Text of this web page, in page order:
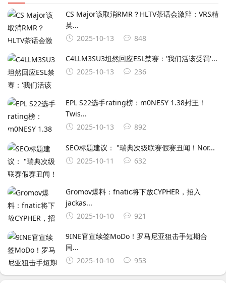
CS Major该取消RMR？HLTV茶话会激辩：VRS精
英...
2025-10-13
848
C4LLM3SU3坦然回应ESL禁赛：'我们活该受罚'...
2025-10-13
236
EPL S22选手rating榜：m0NESY 1.38封王！
Twis...
2025-10-13
892
SEO标题建议： ‌"瑞典次级联赛假赛丑闻！Nor...
2025-10-11
632
Gromov爆料：fnatic将下放CYPHER，招入
jackas...
2025-10-10
921
9INE官宣续签MoDo！罗马尼亚狙击手短期合
同...
2025-10-10
953